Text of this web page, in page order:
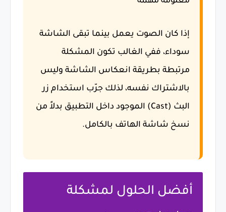
إذا كان الصوت يعمل بينما تبقى الشاشة
سوداء، ففي الغالب تكون المشكلة
مرتبطة بطريقة انعكاس الشاشة وليس
بالاشتراك نفسه، لذلك جرّب استخدام زر
البث (Cast) الموجود داخل التطبيق بدلاً من
نسخ شاشة الهاتف بالكامل.
أفضل الحلول لمشكلة